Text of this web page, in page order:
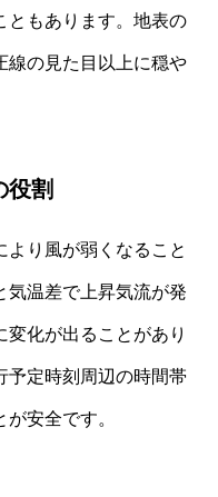
ともあります。地表の
線の見た目以上に穏や
役割
り風が弱くなること
気温差で上昇気流が発
化が出ることがあり
予定時刻周辺の時間帯
安全です。